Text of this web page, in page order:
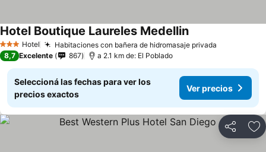
3 Estrellas
Hotel Habitaciones con bañera de hidromasaje privada
Hotel Boutique Laureles Medellin
8,7 Excelente 867 a 2.1 km de: El Poblado
Seleccioná las fechas para ver los
precios exactos
Ver precios
Compartir